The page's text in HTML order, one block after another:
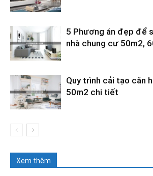
5 Phương án đẹp để
nhà chung cư 50m2,
Quy trình cải tạo căn
50m2 chi tiết
Xem thêm